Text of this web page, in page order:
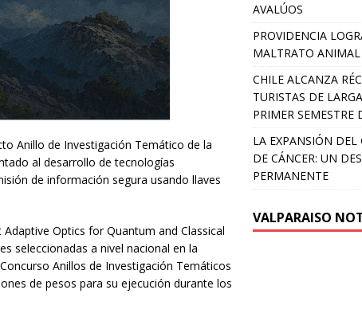
Anillo de Investigación Temático de la
al desarrollo de tecnologías
de información segura usando llaves
Optics for Quantum and Classical
seleccionadas a nivel nacional en la
Anillos de Investigación Temáticos
de pesos para su ejecución durante los
AVALÚOS
PROVIDENCIA
MALTRATO
CHILE ALCANZA
TURISTAS DE
PRIMER SEMESTRE
LA EXPANSIÓN DEL
DE CÁNCER: UN
PERMANENTE
VALPARAISO